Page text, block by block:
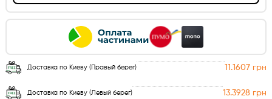
Доставка по Киеву (Правый берег) 11.1607 грн
Доставка по Киеву (Левый берег) 13.3928 грн